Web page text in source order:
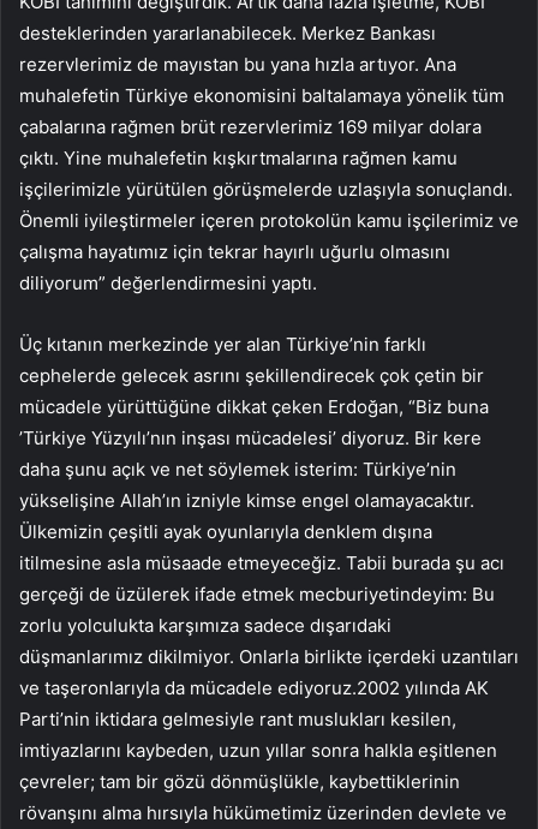
desteklerinden yararlanabilecek. Merkez Bankası
rezervlerimiz de mayıstan bu yana hızla artıyor. Ana
muhalefetin Türkiye ekonomisini baltalamaya yönelik tüm
çabalarına rağmen brüt rezervlerimiz 169 milyar dolara
çıktı. Yine muhalefetin kışkırtmalarına rağmen kamu
işçilerimizle yürütülen görüşmelerde uzlaşıyla sonuçlandı.
Önemli iyileştirmeler içeren protokolün kamu işçilerimiz ve
çalışma hayatımız için tekrar hayırlı uğurlu olmasını
diliyorum” değerlendirmesini yaptı.
Üç kıtanın merkezinde yer alan Türkiye’nin farklı
cephelerde gelecek asrını şekillendirecek çok çetin bir
mücadele yürüttüğüne dikkat çeken Erdoğan, “Biz buna
’Türkiye Yüzyılı’nın inşası mücadelesi’ diyoruz. Bir kere
daha şunu açık ve net söylemek isterim: Türkiye’nin
yükselişine Allah’ın izniyle kimse engel olamayacaktır.
Ülkemizin çeşitli ayak oyunlarıyla denklem dışına
itilmesine asla müsaade etmeyeceğiz. Tabii burada şu acı
gerçeği de üzülerek ifade etmek mecburiyetindeyim: Bu
zorlu yolculukta karşımıza sadece dışarıdaki
düşmanlarımız dikilmiyor. Onlarla birlikte içerdeki uzantıları
ve taşeronlarıyla da mücadele ediyoruz.2002 yılında AK
Parti’nin iktidara gelmesiyle rant muslukları kesilen,
imtiyazlarını kaybeden, uzun yıllar sonra halkla eşitlenen
çevreler; tam bir gözü dönmüşlükle, kaybettiklerinin
rövanşını alma hırsıyla hükümetimiz üzerinden devlete ve